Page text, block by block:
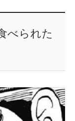
べられた